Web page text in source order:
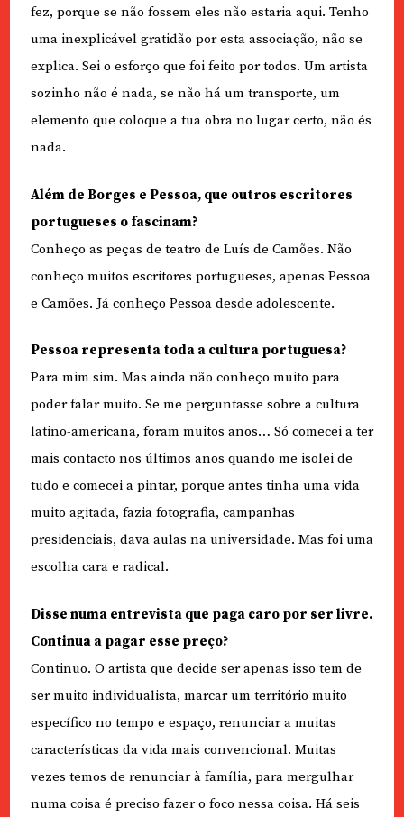
fez, porque se não fossem eles não estaria aqui. Tenho
uma inexplicável gratidão por esta associação, não se
explica. Sei o esforço que foi feito por todos. Um artista
sozinho não é nada, se não há um transporte, um
elemento que coloque a tua obra no lugar certo, não és
nada.
Além de Borges e Pessoa, que outros escritores
portugueses o fascinam?
Conheço as peças de teatro de Luís de Camões. Não
conheço muitos escritores portugueses, apenas Pessoa
e Camões. Já conheço Pessoa desde adolescente.
Pessoa representa toda a cultura portuguesa?
Para mim sim. Mas ainda não conheço muito para
poder falar muito. Se me perguntasse sobre a cultura
latino-americana, foram muitos anos… Só comecei a ter
mais contacto nos últimos anos quando me isolei de
tudo e comecei a pintar, porque antes tinha uma vida
muito agitada, fazia fotografia, campanhas
presidenciais, dava aulas na universidade. Mas foi uma
escolha cara e radical.
Disse numa entrevista que paga caro por ser livre.
Continua a pagar esse preço?
Continuo. O artista que decide ser apenas isso tem de
ser muito individualista, marcar um território muito
específico no tempo e espaço, renunciar a muitas
características da vida mais convencional. Muitas
vezes temos de renunciar à família, para mergulhar
numa coisa é preciso fazer o foco nessa coisa. Há seis